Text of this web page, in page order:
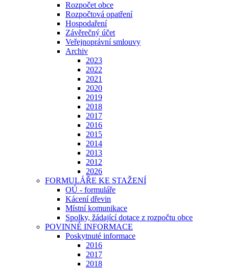
Rozpočet obce
Rozpočtová opatření
Hospodaření
Závěrečný účet
Veřejnoprávní smlouvy
Archiv
2023
2022
2021
2020
2019
2018
2017
2016
2015
2014
2013
2012
2026
FORMULÁŘE KE STAŽENÍ
OÚ - formuláře
Kácení dřevin
Místní komunikace
Spolky, žádající dotace z rozpočtu obce
POVINNÉ INFORMACE
Poskytnuté informace
2016
2017
2018